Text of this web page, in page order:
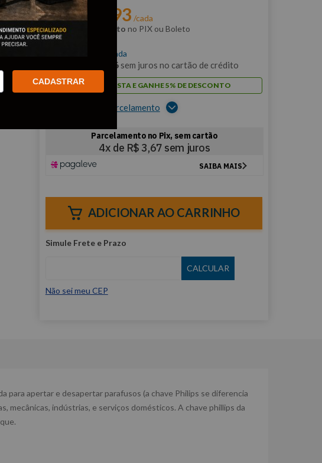
Por:R$ 93 /cada
com5% de desconto no PIX ou Boleto
/cada
66sem juros no cartão de crédito
PAGUE À VISTA E GANHE 5% DE DESCONTO
Ver opções de parcelamento
ADICIONAR AO CARRINHO
Não sei meu CEP
para apertar e desapertar parafusos (a chave Philips se diferencia
mecânicas, indústrias, e serviços domésticos. A chave phillips da
CADASTRAR